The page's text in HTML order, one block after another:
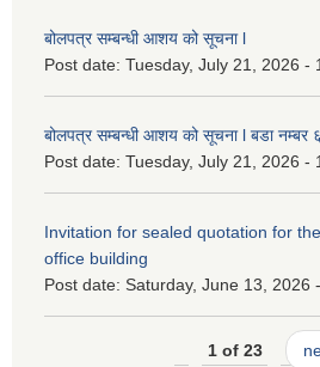
बोलपत्र सम्बन्धी आशय को सूचना l
Post date: Tuesday, July 21, 2026 -
बोलपत्र सम्बन्धी आशय को सूचना l बडा नम्बर ६
Post date: Tuesday, July 21, 2026 -
Invitation for sealed quotation for
office building
Post date: Saturday, June 13, 2026
1 of 23